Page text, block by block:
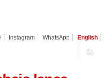
Instagram WhatsApp English